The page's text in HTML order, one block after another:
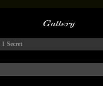
l Secret